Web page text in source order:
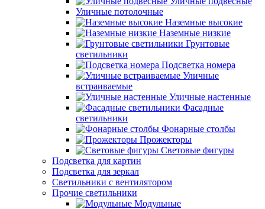
Уличные потолочные
Наземные высокие
Наземные низкие
Грунтовые
светильники
Подсветка номера
Уличные
встраиваемые
Уличные настенные
Фасадные
светильники
Фонарные столбы
Прожекторы
Световые фигуры
Подсветка для картин
Подсветка для зеркал
Светильники с вентилятором
Прочие светильники
Модульные